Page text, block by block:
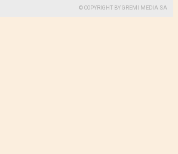
© COPYRIGHT BY GREMI MEDIA SA